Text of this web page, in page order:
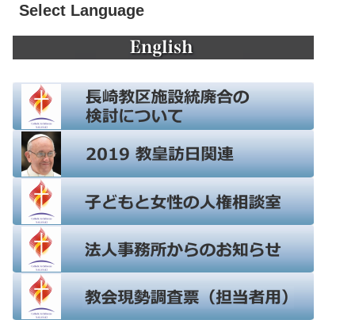
Select Language